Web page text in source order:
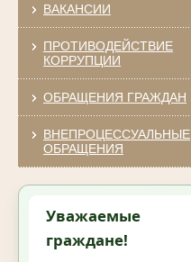
ВАКАНСИИ
ПРОТИВОДЕЙСТВИЕ
КОРРУПЦИИ
ОБРАЩЕНИЯ ГРАЖДАН
ВНЕПРОЦЕССУАЛЬНЫЕ
ОБРАЩЕНИЯ
Уважаемые
граждане!